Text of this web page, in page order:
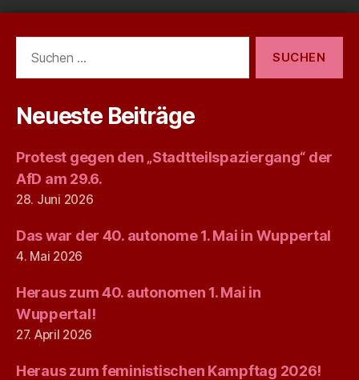
nach:
Neueste Beiträge
Protest gegen den „Stadtteilspaziergang“ der
AfD am 29.6.
28. Juni 2026
Das war der 40. autonome 1. Mai in Wuppertal
4. Mai 2026
Heraus zum 40. autonomen 1. Mai in
Wuppertal!
27. April 2026
Heraus zum feministischen Kampftag 2026!